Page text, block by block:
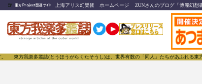
🍺 東方Project関連サイト 上海アリス幻樂団 ホームページ ZUNさんのブログ「博麗幻想
叢誌(とうほうがらくたそうし)は、世界有数の「同人」たちがあふれる東方Projectにつ